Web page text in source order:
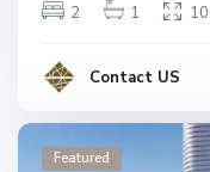
2
1
Contact US
Featured